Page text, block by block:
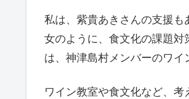
私は、紫貴あきさんの支援
女のように、食文化の課題
は、神津島村メンバーのワイ
ワイン教室や食文化など、